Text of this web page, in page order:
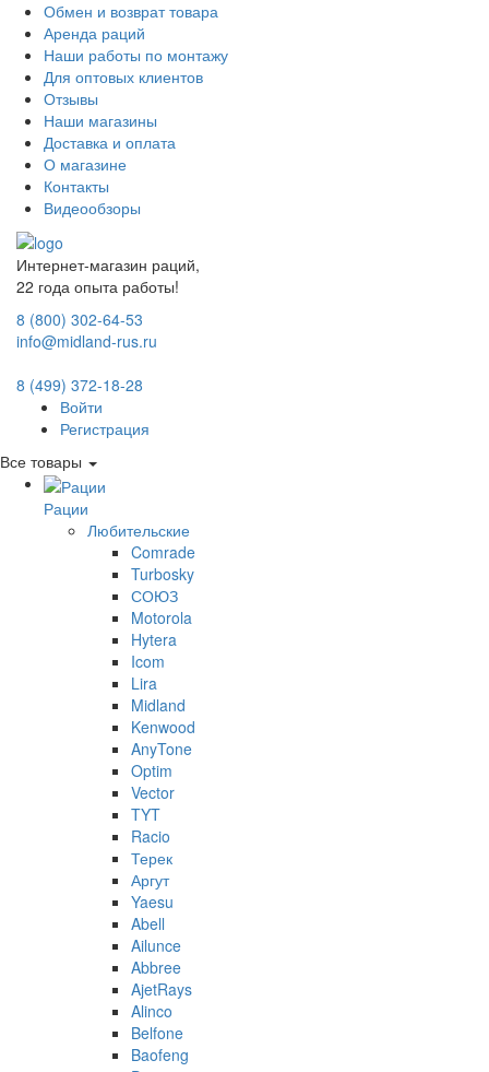
Обмен и возврат товара
Аренда раций
Наши работы по монтажу
Для оптовых клиентов
Отзывы
Наши магазины
Доставка и оплата
О магазине
Контакты
Видеообзоры
Интернет-магазин раций,
22 года опыта работы!
8 (800) 302-64-53
info@midland-rus.ru
8 (499) 372-18-28
Войти
Регистрация
Все товары
Рации
Любительские
Comrade
Turbosky
СОЮЗ
Motorola
Hytera
Icom
Lira
Midland
Kenwood
AnyTone
Optim
Vector
TYT
Racio
Терек
Аргут
Yaesu
Abell
Ailunce
Abbree
AjetRays
Alinco
Belfone
Baofeng